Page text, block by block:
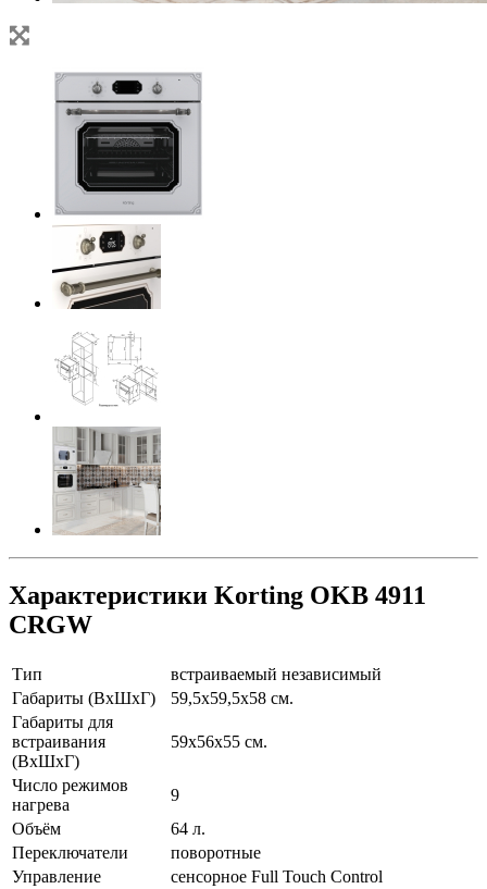
Характеристики Korting OKB 4911
CRGW
Тип
встраиваемый независимый
Габариты (ВхШхГ)
59,5х59,5х58 см.
Габариты для
встраивания
(ВхШхГ)
59х56х55 см.
Число режимов
нагрева
9
Объём
64 л.
Переключатели
поворотные
Управление
сенсорное Full Touch Control